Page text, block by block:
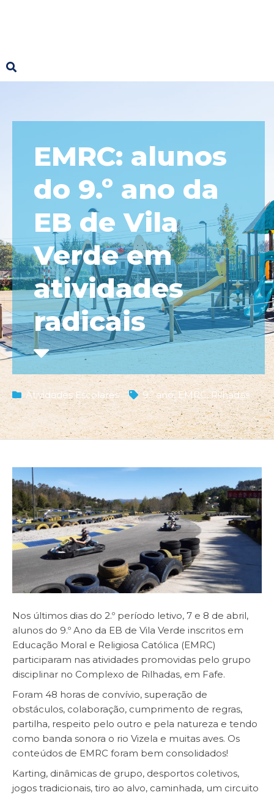
EMRC: alunos
do 9.º ano da
EB de Vila
Verde em
atividades
radicais
Atividades Escolares 9.º ano, EMRC,Rilhadas
Nos últimos dias do 2.º período letivo, 7 e 8 de abril,
alunos do 9.º Ano da EB de Vila Verde inscritos em
Educação Moral e Religiosa Católica (EMRC)
participaram nas atividades promovidas pelo grupo
disciplinar no Complexo de Rilhadas, em Fafe.
Foram 48 horas de convívio, superação de
obstáculos, colaboração, cumprimento de regras,
partilha, respeito pelo outro e pela natureza e tendo
como banda sonora o rio Vizela e muitas aves. Os
conteúdos de EMRC foram bem consolidados!
Karting, dinâmicas de grupo, desportos coletivos,
jogos tradicionais, tiro ao alvo, caminhada, um circuito